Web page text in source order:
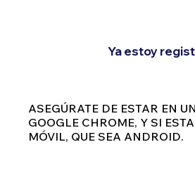
Ya estoy
ASEGÚRATE DE ESTAR EN
GOOGLE CHROME, Y SI
MÓVIL, QUE SEA ANDROID.